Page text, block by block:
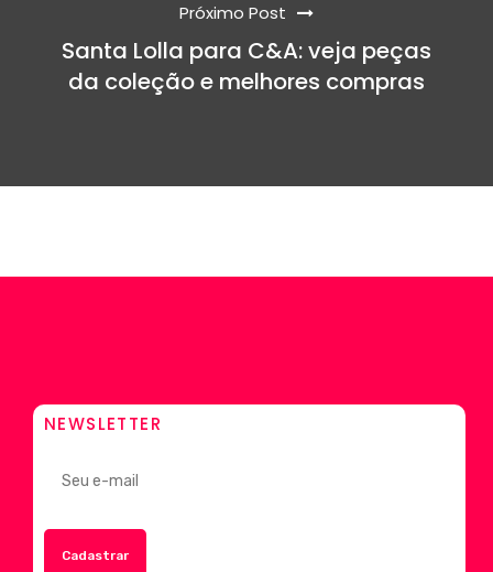
Próximo Post
Santa Lolla para C&A: veja peças
da coleção e melhores compras
NEWSLETTER